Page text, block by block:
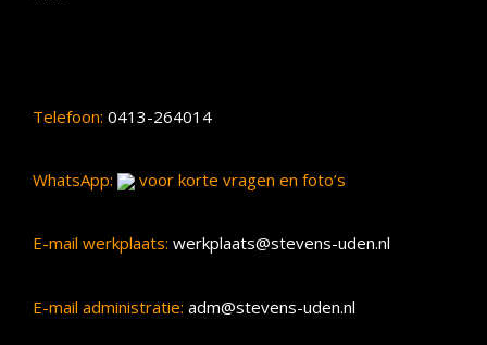
Telefoon: 0413-264014
WhatsApp: voor korte vragen en foto’s
E-mail werkplaats: werkplaats@stevens-uden.nl
E-mail administratie: adm@stevens-uden.nl